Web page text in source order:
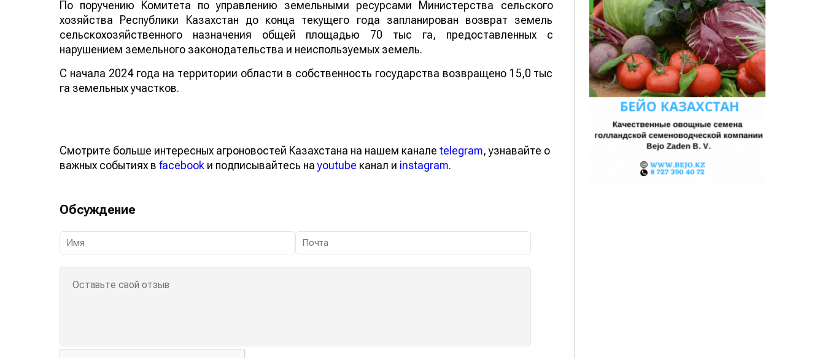
По поручению Комитета по управлению земельными ресурсами Министерства сельского
хозяйства Республики Казахстан до конца текущего года запланирован возврат земель
сельскохозяйственного назначения общей площадью 70 тыс га, предоставленных с
нарушением земельного законодательства и неиспользуемых земель.
С начала 2024 года на территории области в собственность государства возвращено 15,0 тыс
га земельных участков.
Смотрите больше интересных агроновостей Казахстана на нашем канале telegram, узнавайте о
важных событиях в facebook и подписывайтесь наyoutube канал и instagram.
Обсуждение